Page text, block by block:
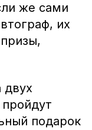
же сами
их
двух
подарок